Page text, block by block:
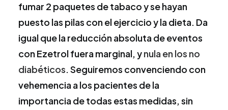
fumar 2 paquetes de tabaco y se hayan
puesto las pilas con el ejercicio y la dieta. Da
igual que la reducción absoluta de eventos
con Ezetrol fuera marginal, ynula en los no
diabéticos. Seguiremos convenciendo con
vehemencia a los pacientes de la
importancia de todas estas medidas, sin